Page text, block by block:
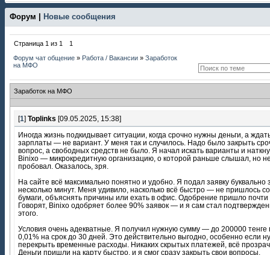
Форум | Новые сообщения
Страница 1 из 1
1
Форум чат общение » Работа / Вакансии » Заработок
на МФО
Заработок на МФО
[1] Toplinks [09.05.2025, 15:38]
Иногда жизнь подкидывает ситуации, когда срочно нужны деньги, а
зарплаты — не вариант. У меня так и случилось. Надо было закрыть
вопрос, а свободных средств не было. Я начал искать варианты и
Binixo — микрокредитную организацию, о которой раньше слышал, но
пробовал. Оказалось, зря.
На сайте всё максимально понятно и удобно. Я подал заявку буквально
несколько минут. Меня удивило, насколько всё быстро — не пришлось
бумаги, объяснять причины или ехать в офис. Одобрение пришло почти
Говорят, Binixo одобряет более 90% заявок — и я сам стал
этого.
Условия очень адекватные. Я получил нужную сумму — до 200000 тенге
0,01% на срок до 30 дней. Это действительно выгодно, особенно если
перекрыть временные расходы. Никаких скрытых платежей, всё
Деньги пришли на карту быстро, и я смог сразу закрыть свои вопросы.